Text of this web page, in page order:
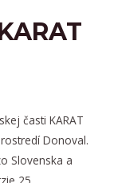
časti KARAT
Donoval.
Slovenska a